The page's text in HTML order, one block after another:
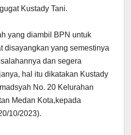
Kustady Tani.
yang diambil BPN untuk
disayangkan yang semestinya
dan segera
hal itu dikatakan Kustady
No. 20 Kelurahan
Medan Kota,kepada
10/2023).